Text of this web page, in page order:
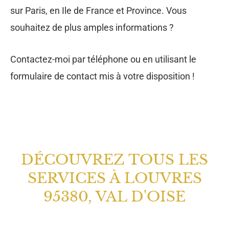
sur Paris, en Ile de France et Province. Vous
souhaitez de plus amples informations ?
Contactez-moi par téléphone ou en utilisant le
formulaire de contact mis à votre disposition !
DÉCOUVREZ TOUS LES
SERVICES À LOUVRES
95380, VAL D'OISE